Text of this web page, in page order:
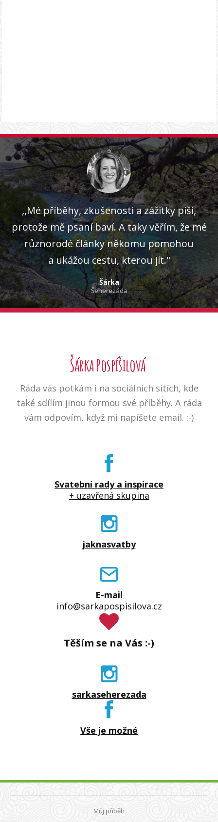
,,Mé příběhy, zkušenosti a zážitky píši,
protože mě psaní baví. A taky věřím, že mé
různorodé články někomu pomohou
a ukážou cestu, kterou jít."
Šárka
Šeherezáda
Šárka Pospíšilová
Ráda vás potkám i na sociálních sítích, kde
také sdílím jinou formou své příběhy. A ráda
vám odpovím, když mi napíšete email. :-)
Svatební rady a inspirace
+ uzavřená skupina
jaknasvatby
E-mail
info@sarkapospisilova.cz
Těším se na Vás :-)
sarkaseherezada
Vše je možné
Můj příběh